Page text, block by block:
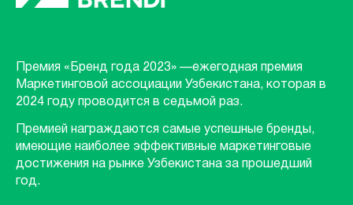
Премия «Бренд года 2023» —ежегодная премия
Маркетинговой ассоциации Узбекистана, которая в
2024 году проводится в седьмой раз.
Премией награждаются самые успешные бренды,
имеющие наиболее эффективные маркетинговые
достижения на рынке Узбекистана за прошедший
год.